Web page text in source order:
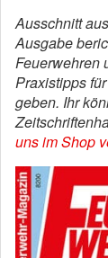
Ausschnitt
Ausgabe
Feuerwehren
Praxistipps
geben. Ihr
uns im Shop